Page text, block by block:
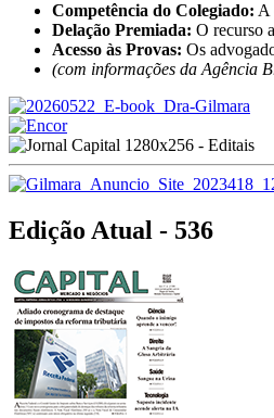
Competência do Colegiado: A
Delação Premiada: O recurso
Acesso às Provas: Os
(com informações da Agência
Edição Atual - 536